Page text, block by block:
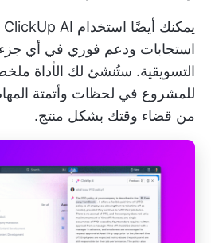
استجابات ودعم فوري في أي
التسويقية. ستُنشئ لك الأداة
للمشروع في لحظات وأتمتة
من قضاء وقتك بشكل منتج.